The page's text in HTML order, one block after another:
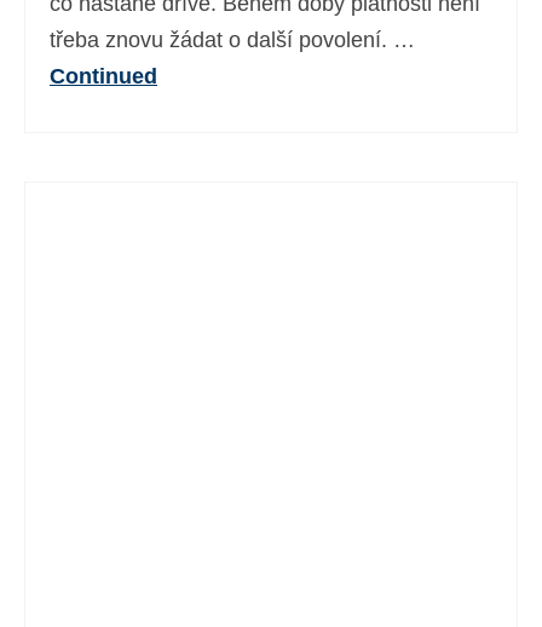
třeba znovu žádat o další povolení. …
Continued